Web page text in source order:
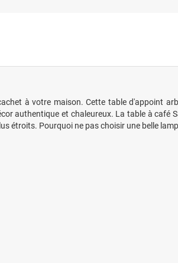
à votre maison. Cette table d'appoint
authentique et chaleureux. La table à café
étroits. Pourquoi ne pas choisir une belle